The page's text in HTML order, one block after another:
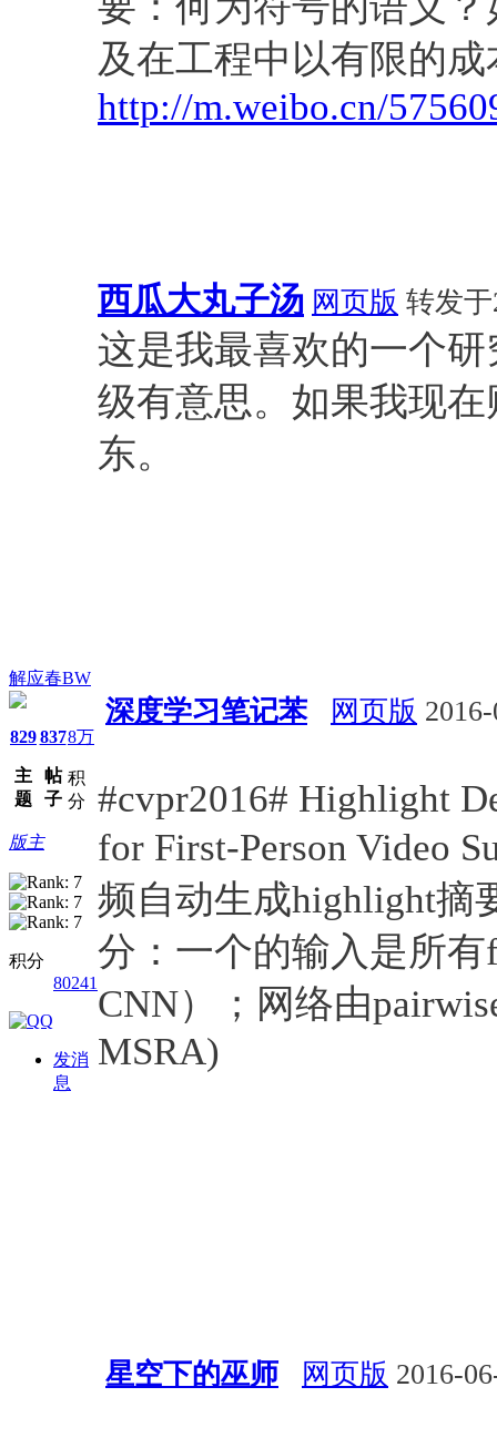
解应春BW
829
主
题
837
帖
子
8万
积
分
版主
积分
80241
发消
息
及在工程中以有限的
http://m.weibo.cn/
西瓜大丸子汤 网页版 转发于
这是我最喜欢的一个
级有意思。如果我现
东。
深度学习笔记苯 网页版
#cvpr2016# Highlight
for First-Person Video
频自动生成highlight摘
分：一个的输入是所
CNN）；网络由
MSRA)
星空下的巫师 网页版 2016-